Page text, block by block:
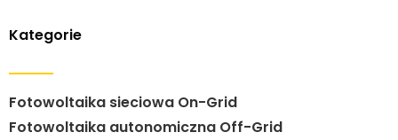
Kategorie
Fotowoltaika sieciowa On-Grid
Fotowoltaika autonomiczna Off-Grid